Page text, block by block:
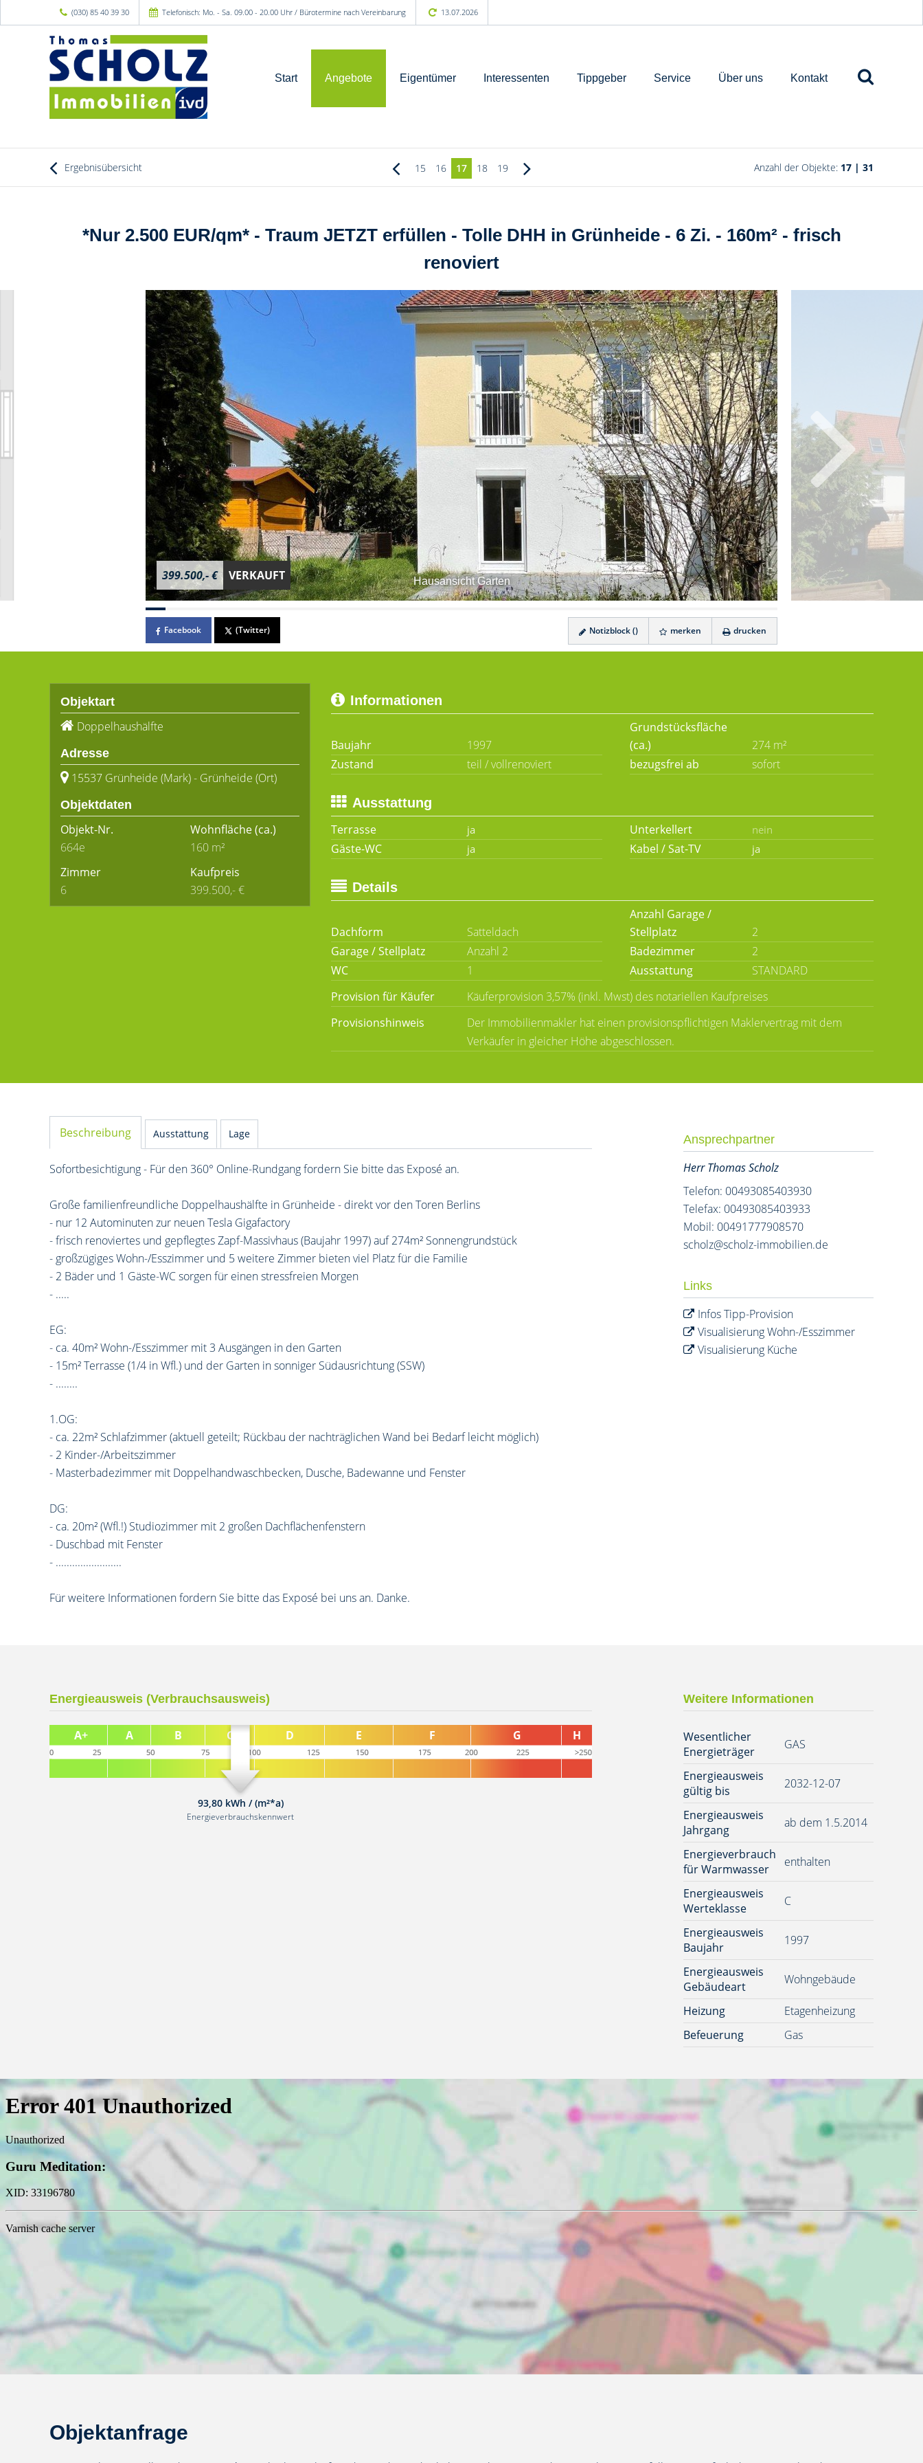
(030) 85 40 39 30 Telefonisch: Mo. - Sa. 09.00 - 20.00 Uhr / Bürotermine nach Vereinbarung 13.07.2026
Start Angebote Eigentümer Interessenten Tippgeber Service Über uns Kontakt
Ergebnisübersicht 15 16 17 18 19 Anzahl der Objekte: 17 | 31
*Nur 2.500 EUR/qm* - Traum JETZT erfüllen - Tolle DHH in Grünheide - 6 Zi. - 160m² - frisch
renoviert
Hausansicht Garten
399.500,- € VERKAUFT
Facebook (Twitter) Notizblock () merken drucken
Objektart
Doppelhaushälfte
Adresse
15537 Grünheide (Mark) - Grünheide (Ort)
Objektdaten
Objekt-Nr.
664e
Wohnfläche(ca.)
160 m²
Zimmer
6
Kaufpreis
399.500,- €
Informationen
Baujahr 1997
Grundstücksfläche
(ca.)
274 m²
Zustand
teil / vollrenoviert bezugsfrei ab sofort
Ausstattung
Terrasse
Unterkellert
Gäste-WC
Kabel / Sat-TV
Details
Dachform Satteldach
Anzahl Garage /
Stellplatz
2
Garage / Stellplatz
Anzahl 2 Badezimmer
2
WC
1 Ausstattung
STANDARD
Provision für Käufer
Käuferprovision 3,57% (inkl. Mwst) des notariellen Kaufpreises
Provisionshinweis
Der Immobilienmakler hat einen provisionspflichtigen Maklervertrag mit dem
Verkäufer in gleicher Höhe abgeschlossen.
Beschreibung Ausstattung Lage
Sofortbesichtigung - Für den 360° Online-Rundgang fordern Sie bitte das Exposé an.
Große familienfreundliche Doppelhaushälfte in Grünheide - direkt vor den Toren Berlins
- nur 12 Autominuten zur neuen Tesla Gigafactory
- frisch renoviertes und gepflegtes Zapf-Massivhaus (Baujahr 1997) auf 274m² Sonnengrundstück
- großzügiges Wohn-/Esszimmer und 5 weitere Zimmer bieten viel Platz für die Familie
- 2 Bäder und 1 Gäste-WC sorgen für einen stressfreien Morgen
- .....
EG:
- ca. 40m² Wohn-/Esszimmer mit 3 Ausgängen in den Garten
- 15m² Terrasse (1/4 in Wfl.) und der Garten in sonniger Südausrichtung (SSW)
- ........
1.OG:
- ca. 22m² Schlafzimmer (aktuell geteilt; Rückbau der nachträglichen Wand bei Bedarf leicht möglich)
- 2 Kinder-/Arbeitszimmer
- Masterbadezimmer mit Doppelhandwaschbecken, Dusche, Badewanne und Fenster
DG:
- ca. 20m² (Wfl.!) Studiozimmer mit 2 großen Dachflächenfenstern
- Duschbad mit Fenster
- ........................
Für weitere Informationen fordern Sie bitte das Exposé bei uns an. Danke.
Ansprechpartner
Herr Thomas Scholz
Telefon: 00493085403930
Telefax: 00493085403933
Mobil: 00491777908570
scholz@scholz-immobilien.de
Links
Infos Tipp-Provision
Visualisierung Wohn-/Esszimmer
Visualisierung Küche
Energieausweis (Verbrauchsausweis)
93,80 kWh / (m²*a)
Energieverbrauchskennwert
Weitere Informationen
Wesentlicher
Energieträger
GAS
Energieausweis
gültig bis
2032-12-07
Energieausweis
Jahrgang
ab dem 1.5.2014
Energieverbrauch
für Warmwasser
enthalten
Energieausweis
Werteklasse
C
Energieausweis
Baujahr
1997
Energieausweis
Gebäudeart
Wohngebäude
Heizung
Etagenheizung
Befeuerung
Gas
Objektanfrage